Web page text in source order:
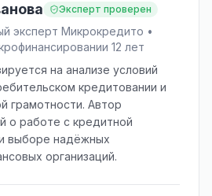
Эксперт проверен
эксперт Микрокредито •
12 лет
на анализе условий
кредитовании и
грамотности. Автор
о работе с кредитной
выборе надёжных
организаций.